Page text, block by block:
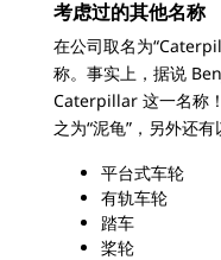
考虑过的其他名称
在公司取名为
称。事实上，据说
Caterpillar 这一名称
之为“泥龟”，另外还有
平台式车轮
有轨车轮
踏车
桨轮